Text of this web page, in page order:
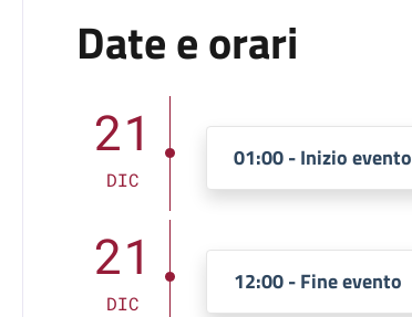
Date e orari
21
DIC
01:00 - Inizio evento
21
DIC
12:00 - Fine evento